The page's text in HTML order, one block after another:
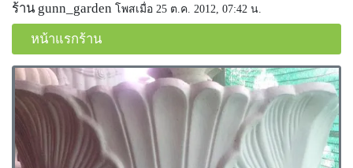
ร้าน gunn_garden โพสเมื่อ 25 ต.ค. 2012, 07:42 น.
หน้าแรกร้าน